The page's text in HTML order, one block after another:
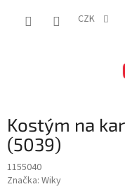
CZK
Kostým na
(5039)
1155040
Značka: Wiky